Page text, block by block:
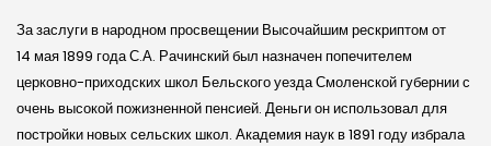
За заслуги в народном просвещении Высочайшим рескриптом от
14 мая 1899 года С.А. Рачинский был назначен попечителем
церковно-приходских школ Бельского уезда Смоленской губернии с
очень высокой пожизненной пенсией. Деньги он использовал для
постройки новых сельских школ. Академия наук в 1891 году избрала